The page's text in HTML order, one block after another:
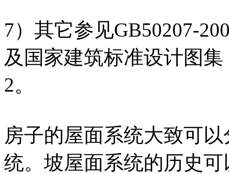
7）其它参见GB50207-
及国家建筑标准设计图
2。
房子的屋面系统大致可
统。坡屋面系统的历史